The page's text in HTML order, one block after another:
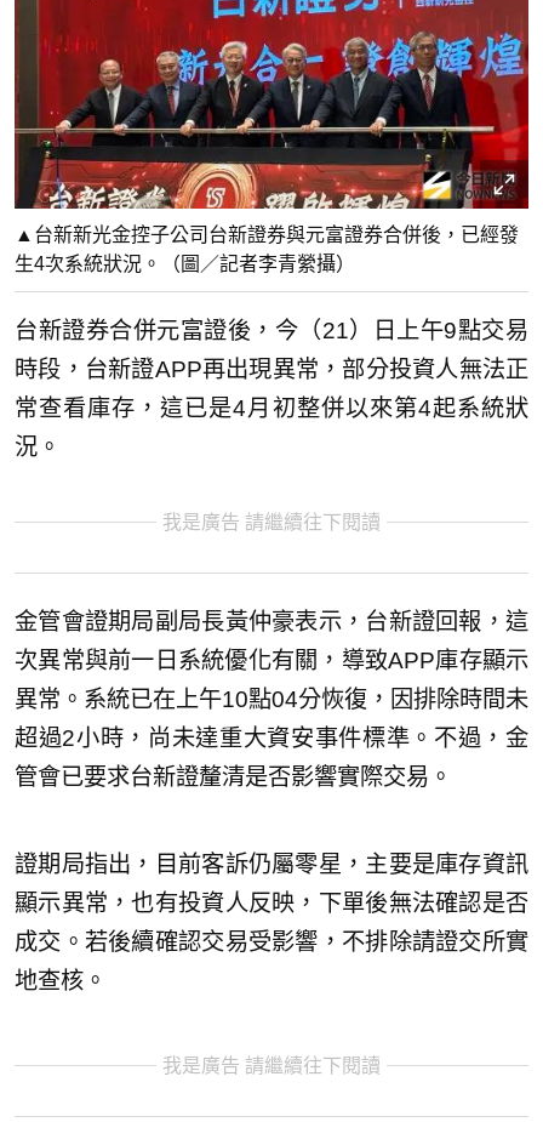
▲台新新光金控子公司台新證券與元富證券合併後，已經發
生4次系統狀況。（圖／記者李青縈攝）
台新證券合併元富證後，今（21）日上午9點交易
時段，台新證APP再出現異常，部分投資人無法正
常查看庫存，這已是4月初整併以來第4起系統狀
況。
我是廣告 請繼續往下閱讀
金管會證期局副局長黃仲豪表示，台新證回報，這
次異常與前一日系統優化有關，導致APP庫存顯示
異常。系統已在上午10點04分恢復，因排除時間未
超過2小時，尚未達重大資安事件標準。不過，金
管會已要求台新證釐清是否影響實際交易。
證期局指出，目前客訴仍屬零星，主要是庫存資訊
顯示異常，也有投資人反映，下單後無法確認是否
成交。若後續確認交易受影響，不排除請證交所實
地查核。
我是廣告 請繼續往下閱讀